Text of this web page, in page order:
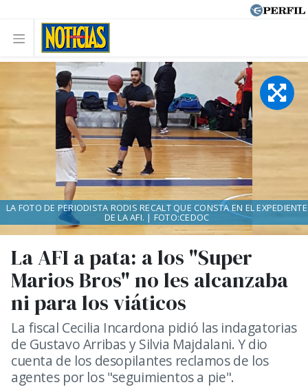
La AFI a pata: a los "Super
Marios Bros" no les alcanzaba
ni para los viáticos
La fiscal Cecilia Incardona pidió las indagatorias
de Gustavo Arribas y Silvia Majdalani. Y dio
cuenta de los desopilantes reclamos de los
agentes por los "seguimientos a pie".
LA FOTO DE PERIODISTA RODIS RECALT QUE CONSTA EN EL EXPEDIENTE
DE LA AFI. | FOTO:CEDOC